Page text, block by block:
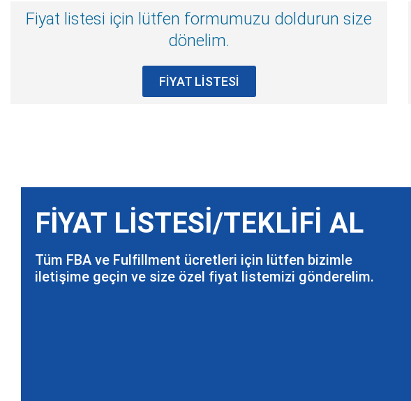
Fiyat listesi için lütfen formumuzu doldurun size
dönelim.
FİYAT LİSTESİ
FİYAT LİSTESİ/TEKLİFİ AL
Tüm FBA ve Fulfillment ücretleri için lütfen bizimle
iletişime geçin ve size özel fiyat listemizi gönderelim.